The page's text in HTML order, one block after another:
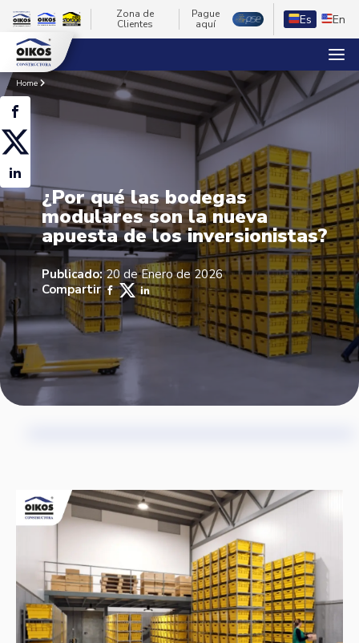
Zona de
Clientes
Pague
aquí
Es En
Home
¿Por qué las bodegas
modulares son la nueva
apuesta de los inversionistas?
Publicado:20 de Enero de 2026
Compartir